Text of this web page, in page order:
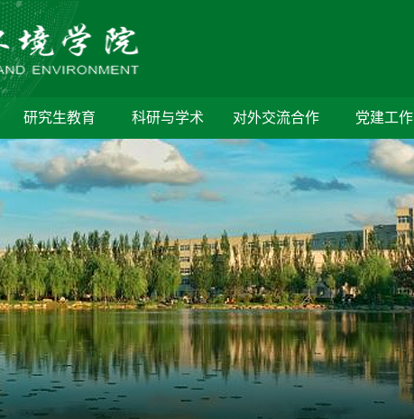
研究生教育 科研与学术 对外交流合作 党建工作